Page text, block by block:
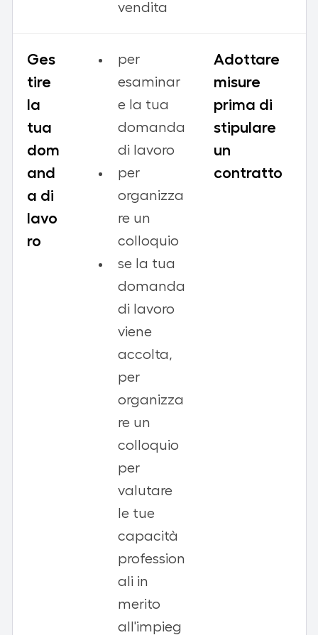
vendita
Ges
tire
la
tua
dom
and
a di
lavo
ro
per
esaminar
e la tua
domanda
di lavoro
per
organizza
re un
colloquio
se la tua
domanda
di lavoro
viene
accolta,
per
organizza
re un
colloquio
per
valutare
le tue
capacità
profession
ali in
merito
all'impieg
Adottare
misure
prima di
stipulare
un
contratto